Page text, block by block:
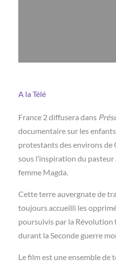
A la Télé
France 2 diffusera dans
documentaire sur les
protestants des environs de
sous l’inspiration du pasteur
femme Magda.
Cette terre auvergnate de
toujours accueilli les
poursuivis par la Révolution
durant la Seconde guerre
Le film est une ensemble de